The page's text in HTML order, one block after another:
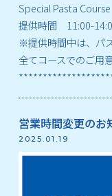
Special Pasta Course
提供時間 11:00-
※提供時間中は、パ
全てコースでのご用
営業時間変更のお
2025.01.19